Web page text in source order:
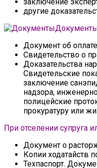
заключение
другие
Документ об
Свидетельство о
Доказательства
Свидетельские
заключение
надзора,
полицейские
прокуратуру или
При отселении супруга
Документ о
Копии ходатайств
Техпаспорт.